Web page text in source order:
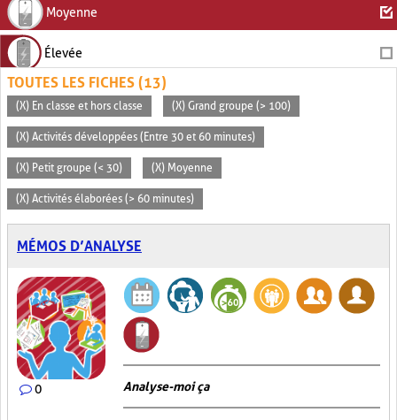
Moyenne
Élevée
TOUTES LES FICHES (13)
(X) En classe et hors classe (X) Grand groupe (> 100)
(X) Activités développées (Entre 30 et 60 minutes)
(X) Petit groupe (< 30) (X) Moyenne
(X) Activités élaborées (> 60 minutes)
MÉMOS D’ANALYSE
0 Analyse-moi ça